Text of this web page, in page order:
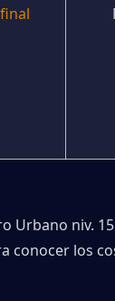
Urbano niv.
conocer los